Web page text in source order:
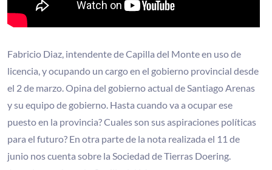
Fabricio Diaz, intendente de Capilla del Monte en uso de
licencia, y ocupando un cargo en el gobierno provincial desde
el 2 de marzo. Opina del gobierno actual de Santiago Arenas
y su equipo de gobierno. Hasta cuando va a ocupar ese
puesto en la provincia? Cuales son sus aspiraciones políticas
para el futuro? En otra parte de la nota realizada el 11 de
junio nos cuenta sobre la Sociedad de Tierras Doering.